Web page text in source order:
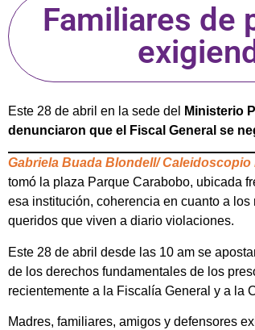
Familiares de
Este 28 de abril en la sede del
Ministerio
denunciaron que el Fiscal General se
Gabriela Buada Blondell/ Caleidoscopio
tomó la plaza Parque Carabobo, ubicada
esa institución, coherencia en cuanto a
queridos que viven a diario violaciones.
Este 28 de abril desde las 10 am se
de los derechos fundamentales de los
recientemente a la Fiscalía General y a la
Madres, familiares, amigos y defensores